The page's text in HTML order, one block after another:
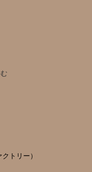
トリー）